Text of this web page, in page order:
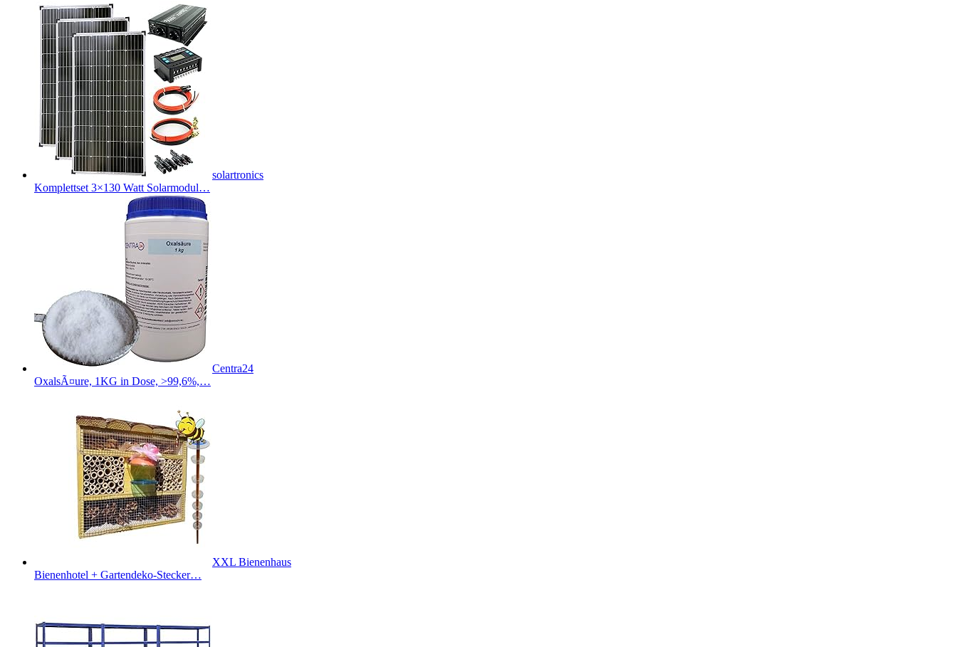
solartronics
Komplettset 3×130 Watt Solarmodul…
Centra24
OxalsÃ¤ure, 1KG in Dose, >99,6%,…
XXL Bienenhaus
Bienenhotel + Gartendeko-Stecker…